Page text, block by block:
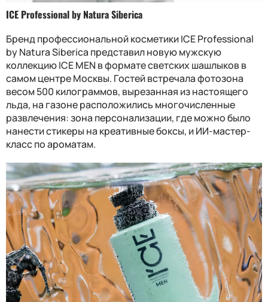
ICE Professional by Natura Siberica
Бренд профессиональной косметики ICE Professional
by Natura Siberica представил новую мужскую
коллекцию ICE MEN в формате светских шашлыков в
самом центре Москвы. Гостей встречала фотозона
весом 500 килограммов, вырезанная из настоящего
льда, на газоне расположились многочисленные
развлечения: зона персонализации, где можно было
нанести стикеры на креативные боксы, и ИИ-мастер-
класс по ароматам.